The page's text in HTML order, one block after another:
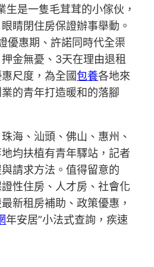
是一隻毛茸茸的小傢伙，
睛閉住房保證辦事舉動。
優惠期、許諾同時代全渠
金無憂、3天在理由退租
尺度，為全國包養各地來
的青年打造暖和的落腳
海、汕頭、佛山、惠州、
均扶植有青年驛站，記者
請求方法。值得留意的
性住房、人才房、社會化
新租房補助、政策優惠，
年安居”小法式查詢，疾速